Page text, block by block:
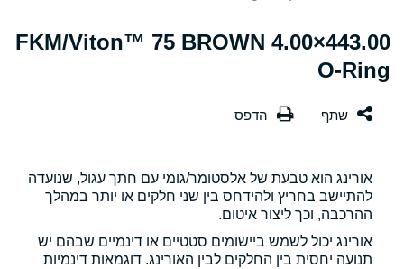
443.00×4.00 FKM/Viton™ 75 BROWN
O-Ring
אורינג הוא טבעת של אלסטומר/גומי עם חתך עגול, שנועדה
להתיישב בחריץ ולהידחס בין שני חלקים או יותר במהלך
ההרכבה, וכך ליצור איטום.
אורינג יכול לשמש ביישומים סטטיים או דינמיים שבהם יש
תנועה יחסית בין החלקים לבין האורינג. דוגמאות דינמיות